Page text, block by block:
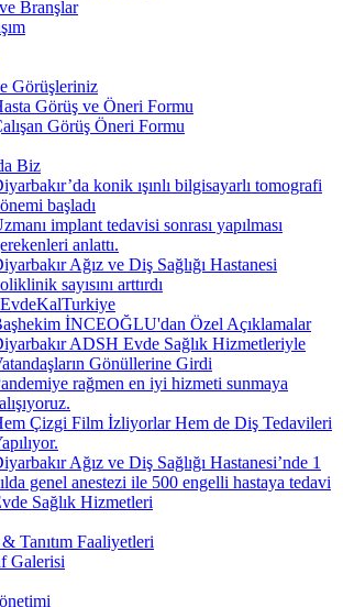
Branşlar
Görüşleriniz
Görüş ve Öneri Formu
Görüş Öneri Formu
Biz
konik ışınlı bilgisayarlı tomografi
başladı
implant tedavisi sonrası yapılması
anlattı.
Ağız ve Diş Sağlığı Hastanesi
sayısını arttırdı
İNCEOĞLU'dan Özel Açıklamalar
ADSH Evde Sağlık Hizmetleriyle
Gönüllerine Girdi
rağmen en iyi hizmeti sunmaya
Çizgi Film İzliyorlar Hem de Diş Tedavileri
Ağız ve Diş Sağlığı Hastanesi’nde 1
genel anestezi ile 500 engelli hastaya tedavi
Sağlık Hizmetleri
Tanıtım Faaliyetleri
Galerisi